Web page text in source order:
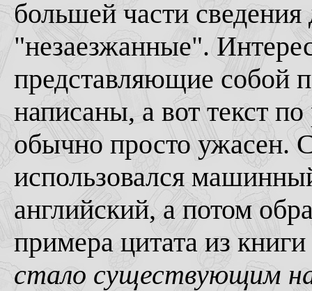
большей части
"незаезжанные".
представляющие собой
написаны, а вот текст
обычно просто ужасен.
использовался
английский, а потом
примера цитата из
стало существующим